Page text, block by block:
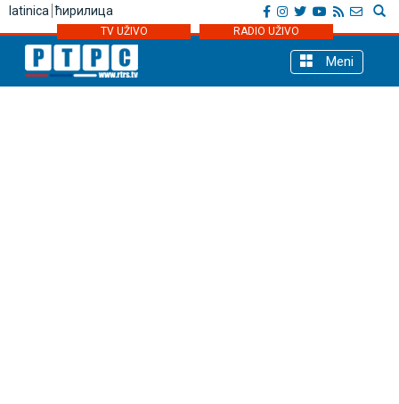
latinica ћирилица
TV UŽIVO RADIO UŽIVO
Meni